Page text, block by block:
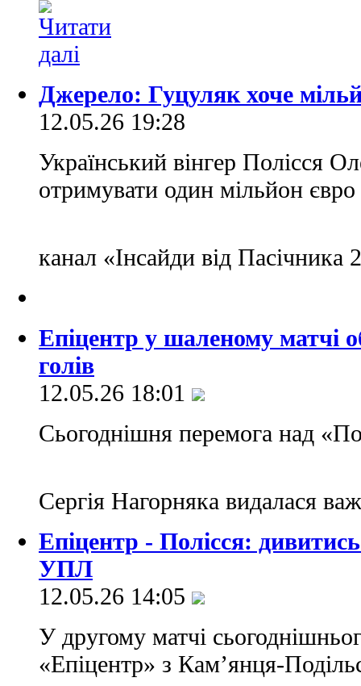
Джерело: Гуцуляк хоче
12.05.26 19:28
Український вінгер Полісся
отримувати один мільйон
канал «Інсайди від Пасічника
Епіцентр у шаленому матчі
голів
12.05.26 18:01
Сьогоднішня перемога над
Сергія Нагорняка видалася
Епіцентр - Полісся:
УПЛ
12.05.26 14:05
У другому матчі
«Епіцентр» з Кам’янця-